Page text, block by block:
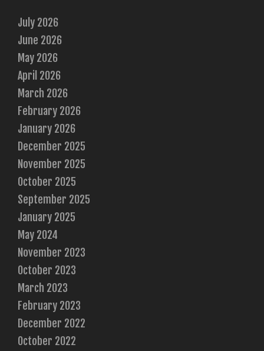
July 2026
June 2026
May 2026
April 2026
March 2026
February 2026
January 2026
December 2025
November 2025
October 2025
September 2025
January 2025
May 2024
November 2023
October 2023
March 2023
February 2023
December 2022
October 2022